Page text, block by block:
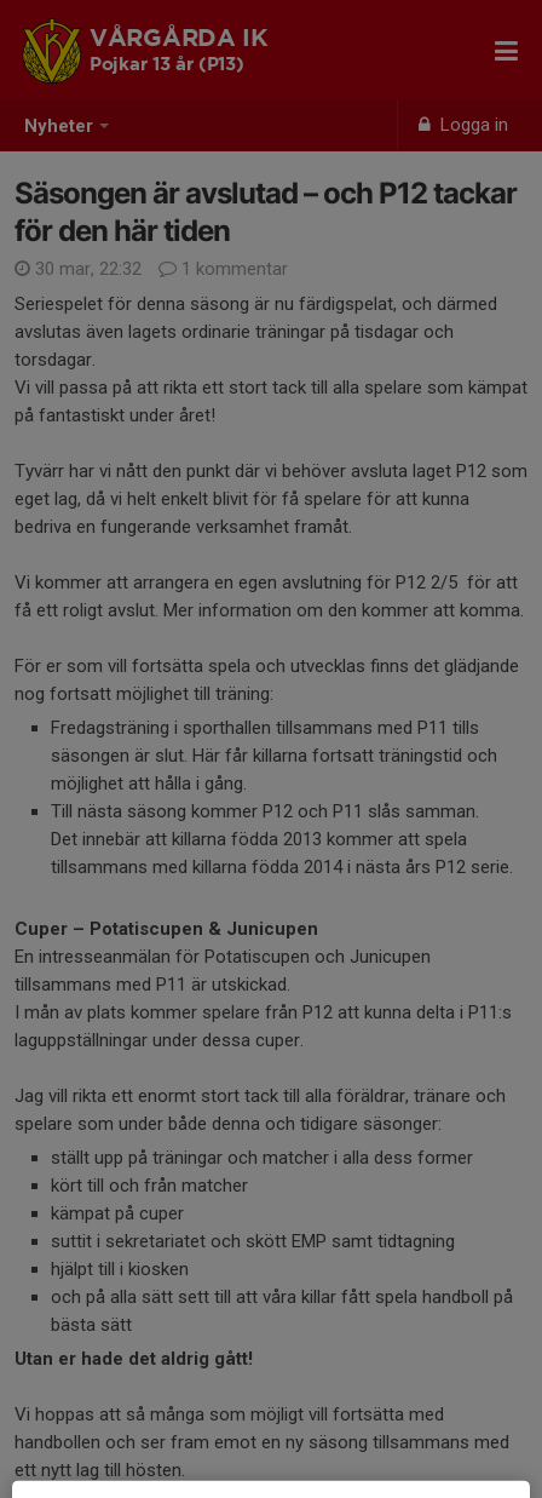
Nyheter Logga in
VÅRGÅRDA IK
Pojkar 13 år (P13)
Säsongen är avslutad – och P12 tackar
för den här tiden
30 mar, 22:32
1 kommentar
Seriespelet för denna säsong är nu färdigspelat, och därmed
avslutas även lagets ordinarie träningar på tisdagar och
torsdagar.
Vi vill passa på att rikta ett stort tack till alla spelare som kämpat
på fantastiskt under året!
Tyvärr har vi nått den punkt där vi behöver avsluta laget P12 som
eget lag, då vi helt enkelt blivit för få spelare för att kunna
bedriva en fungerande verksamhet framåt.
Vi kommer att arrangera en egen avslutning för P12 2/5 för att
få ett roligt avslut. Mer information om den kommer att komma.
För er som vill fortsätta spela och utvecklas finns det glädjande
nog fortsatt möjlighet till träning:
Fredagsträning i sporthallen tillsammans med P11 tills
säsongen är slut. Här får killarna fortsatt träningstid och
möjlighet att hålla i gång.
Till nästa säsong kommer P12 och P11 slås samman.
Det innebär att killarna födda 2013 kommer att spela
tillsammans med killarna födda 2014 i nästa års P12 serie.
Cuper – Potatiscupen & Junicupen
En intresseanmälan för Potatiscupen och Junicupen
tillsammans med P11 är utskickad.
I mån av plats kommer spelare från P12 att kunna delta i P11:s
laguppställningar under dessa cuper.
Jag vill rikta ett enormt stort tack till alla föräldrar, tränare och
spelare som under både denna och tidigare säsonger:
ställt upp på träningar och matcher i alla dess former
kört till och från matcher
kämpat på cuper
suttit i sekretariatet och skött EMP samt tidtagning
hjälpt till i kiosken
och på alla sätt sett till att våra killar fått spela handboll på
bästa sätt
Utan er hade det aldrig gått!
Vi hoppas att så många som möjligt vill fortsätta med
handbollen och ser fram emot en ny säsong tillsammans med
ett nytt lag till hösten.